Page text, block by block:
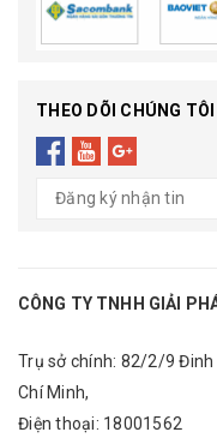
THEO DÕI CHÚNG TÔI
CÔNG TY TNHH GIẢI
Trụ sở chính: 82/2/9 Đinh
Chí Minh,
Điện thoại: 18001562